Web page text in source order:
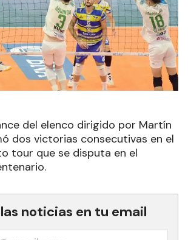
del elenco dirigido por Martín
dos victorias consecutivas en el
tour que se disputa en el
noticias en tu email